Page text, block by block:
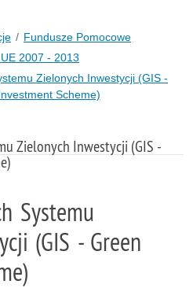
Fundusze Pomocowe
2007 - 2013
Zielonych Inwestycji (GIS -
Scheme)
Zielonych Inwestycji (GIS -
Systemu
(GIS - Green